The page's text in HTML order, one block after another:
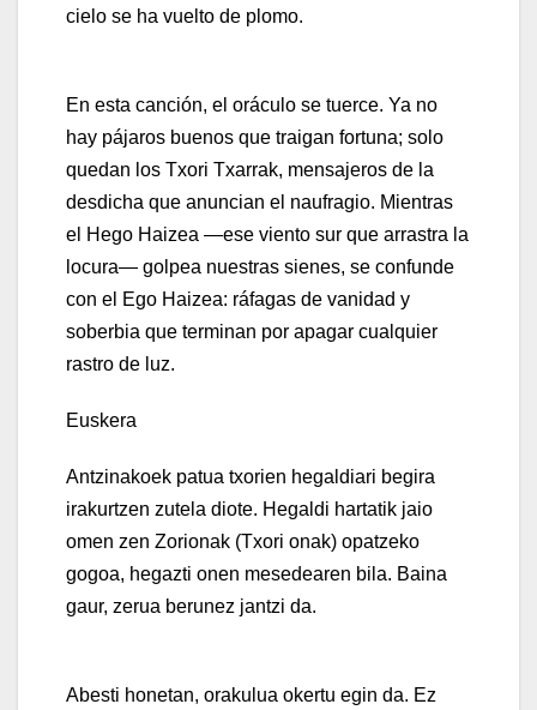
cielo se ha vuelto de plomo.
En esta canción, el oráculo se tuerce. Ya no
hay pájaros buenos que traigan fortuna; solo
quedan los Txori Txarrak, mensajeros de la
desdicha que anuncian el naufragio. Mientras
el Hego Haizea —ese viento sur que arrastra la
locura— golpea nuestras sienes, se confunde
con el Ego Haizea: ráfagas de vanidad y
soberbia que terminan por apagar cualquier
rastro de luz.
Euskera
Antzinakoek patua txorien hegaldiari begira
irakurtzen zutela diote. Hegaldi hartatik jaio
omen zen Zorionak (Txori onak) opatzeko
gogoa, hegazti onen mesedearen bila. Baina
gaur, zerua berunez jantzi da.
Abesti honetan, orakulua okertu egin da. Ez